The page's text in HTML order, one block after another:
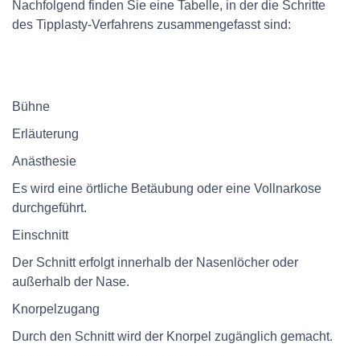
Nachfolgend finden Sie eine Tabelle, in der die Schritte
des Tipplasty-Verfahrens zusammengefasst sind:
Bühne
Erläuterung
Anästhesie
Es wird eine örtliche Betäubung oder eine Vollnarkose
durchgeführt.
Einschnitt
Der Schnitt erfolgt innerhalb der Nasenlöcher oder
außerhalb der Nase.
Knorpelzugang
Durch den Schnitt wird der Knorpel zugänglich gemacht.